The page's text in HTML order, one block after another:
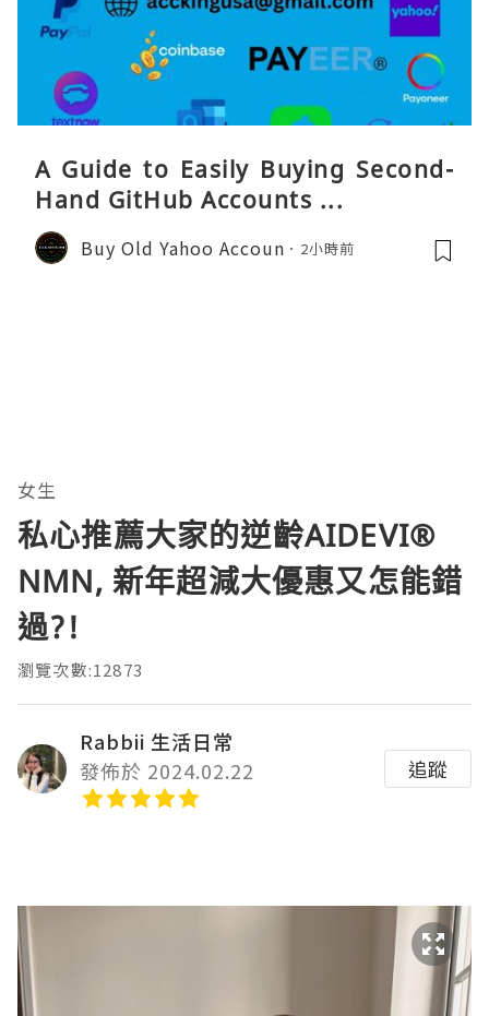
A Guide to Easily Buying Second-
Hand GitHub Accounts ...
Buy Old Yahoo Accoun 2小時前
女生
私心推薦大家的逆齡AIDEVI®️
NMN, 新年超減大優惠又怎能錯
過?!
瀏覽次數:12873
Rabbii 生活日常
發佈於 2024.02.22
追蹤